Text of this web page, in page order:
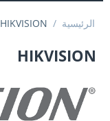
الرئيسية /
HIKVISION
HIKVISION